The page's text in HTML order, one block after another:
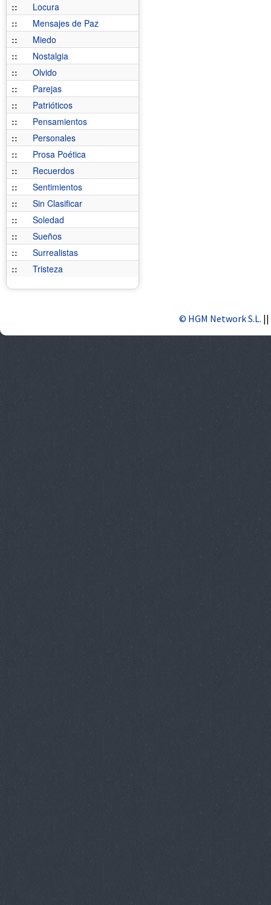
::
Locura
::
Mensajes de Paz
::
Miedo
::
Nostalgia
::
Olvido
::
Parejas
::
Patrióticos
::
Pensamientos
::
Personales
::
Prosa Poética
::
Recuerdos
::
Sentimientos
::
Sin Clasificar
::
Soledad
::
Sueños
::
Surrealistas
::
Tristeza
© HGM Network S.L. ||